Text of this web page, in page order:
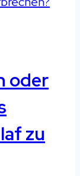
oder
zu